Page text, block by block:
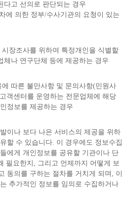
다고 선의로 판단되는 경우
에 의한 정부/수사기관의 요청이 있는
장조사를 위하여 특정개인을 식별할
체나 연구단체 등에 제공하는 경우
따른 불만사항 및 문의사항(민원사
객센터를 운영하는 전문업체에 해당
정보를 제공하는 경우
이나 보다 나은 서비스의 제공을 위하
할 수 있습니다. 이 경우에도 정보수집
에게 개인정보를 공유할 기관이나 단
필요한지, 그리고 언제까지 어떻게 보
동의를 구하는 절차를 거치게 되며, 이
추가적인 정보를 임의로 수집하거나